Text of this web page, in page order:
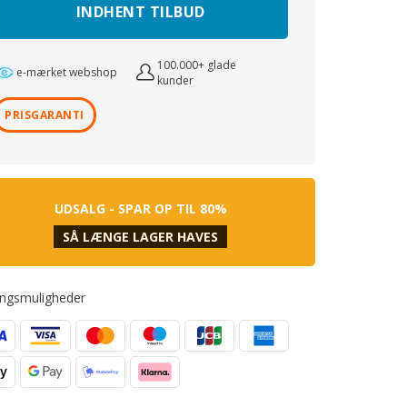
INDHENT TILBUD
e-mærket webshop
100.000+ glade
kunder
PRISGARANTI
UDSALG - SPAR OP TIL 80%
SÅ LÆNGE LAGER HAVES